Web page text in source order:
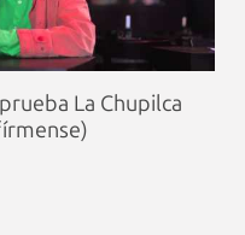
La Chupilca